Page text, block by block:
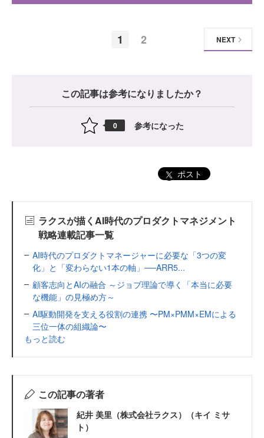
1 2 NEXT
この記事は参考になりましたか？
0 参考になった
ポスト
ラクスが描くAI時代のプロダクトマネジメント
戦略連載記事一覧
AI時代のプロダクトマネージャーに必要な「3つの変
化」と「変わらない1本の軸」──ARR5...
顧客志向とAIの融合 ～ジョブ理論で導く「本当に必要
な機能」の見極め方～
AI駆動開発を支える役割の連携 〜PM×PMM×EMによる
三位一体の組織論〜
もっと読む
この記事の著者
紀井 美里（株式会社ラクス）（キイ ミサ
ト）